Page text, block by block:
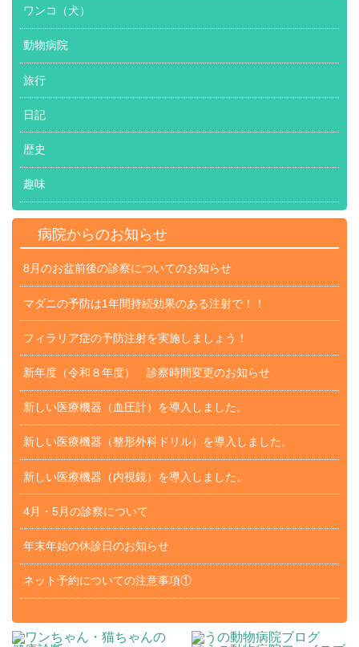
ワンコ（犬）
動物病院
旅行
日記
歴史
趣味
病院からのお知らせ
8月のお盆前後の診察についてのお知らせ
マダニの予防は1年間持続効果のある注射で！！
フィラリア症の予防注射を実施しましょう！
新年度（令和８年度） 診察時間変更のお知らせ
新しい医療機器（血圧計）を導入しました。
新しい医療機器（整形外科ドリル）を導入しました。
新しい医療機器（内視鏡）を導入しました。
4月・5月の診察について
年末年始の休診日のお知らせ
ネット予約についての注意事項①